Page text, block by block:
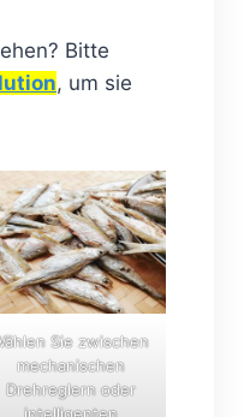
Bitte
, um sie
Sie zwischen
mechanischen
Drehreglern oder